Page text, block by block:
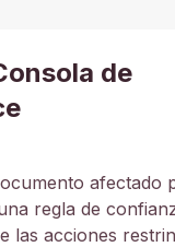
de
afectado
regla de
las acciones